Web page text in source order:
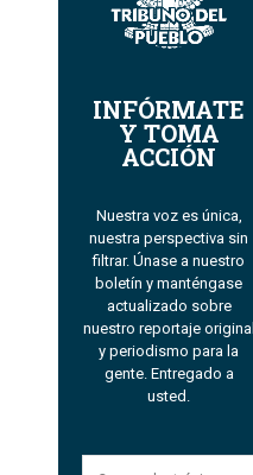
INFÓRMATE
Y TOMA
ACCIÓN
Nuestra voz es única,
nuestra perspectiva sin
filtrar. Únase a nuestro
boletín y manténgase
actualizado sobre
nuestro reportaje original
y periodismo para la
gente. Entregado a
usted.